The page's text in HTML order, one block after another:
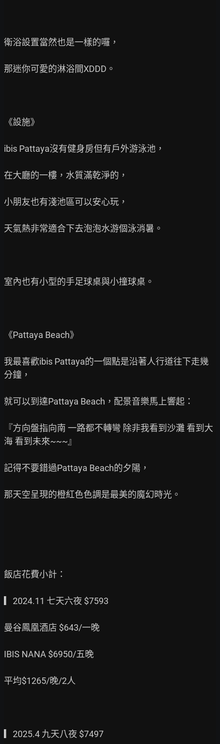
衛浴設置當然也是一樣的囉，
那迷你可愛的淋浴間XDDD。
《設施》
ibis Pattaya沒有健身房但有戶外游泳池，
在大廳的一樓，水質滿乾淨的，
小朋友也有淺池區可以安心玩，
天氣熱非常適合下去泡泡水游個泳消暑。
室內也有小型的手足球桌與小撞球桌。
《Pattaya Beach》
我最喜歡ibis Pattaya的一個點是沿著人行道往下走幾
分鐘，
就可以到達Pattaya Beach，配景音樂馬上響起：
『方向盤指向南 一路都不轉彎 除非我看到沙灘 看到大
海 看到未來~~~』
記得不要錯過Pattaya Beach的夕陽，
那天空呈現的橙紅色色調是最美的魔幻時光。
飯店花費小計：
▎2024.11 七天六夜 $7593
曼谷鳳凰酒店 $643/一晚
IBIS NANA $6950/五晚
平均$1265/晚/2人
▎2025.4 九天八夜 $7497